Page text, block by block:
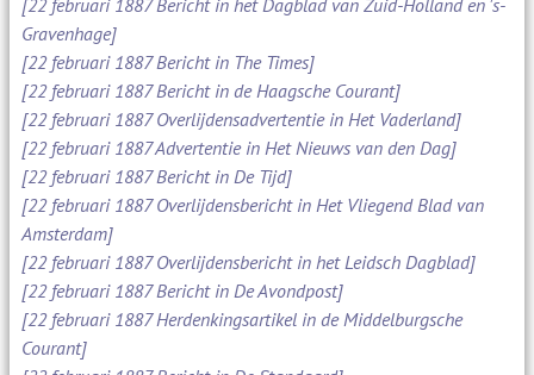
Gravenhage]
[22 februari 1887 Bericht in The Times]
[22 februari 1887 Bericht in de Haagsche Courant]
[22 februari 1887 Overlijdensadvertentie in Het Vaderland]
[22 februari 1887 Advertentie in Het Nieuws van den Dag]
[22 februari 1887 Bericht in De Tijd]
[22 februari 1887 Overlijdensbericht in Het Vliegend Blad van
Amsterdam]
[22 februari 1887 Overlijdensbericht in het Leidsch Dagblad]
[22 februari 1887 Bericht in De Avondpost]
[22 februari 1887 Herdenkingsartikel in de Middelburgsche
Courant]